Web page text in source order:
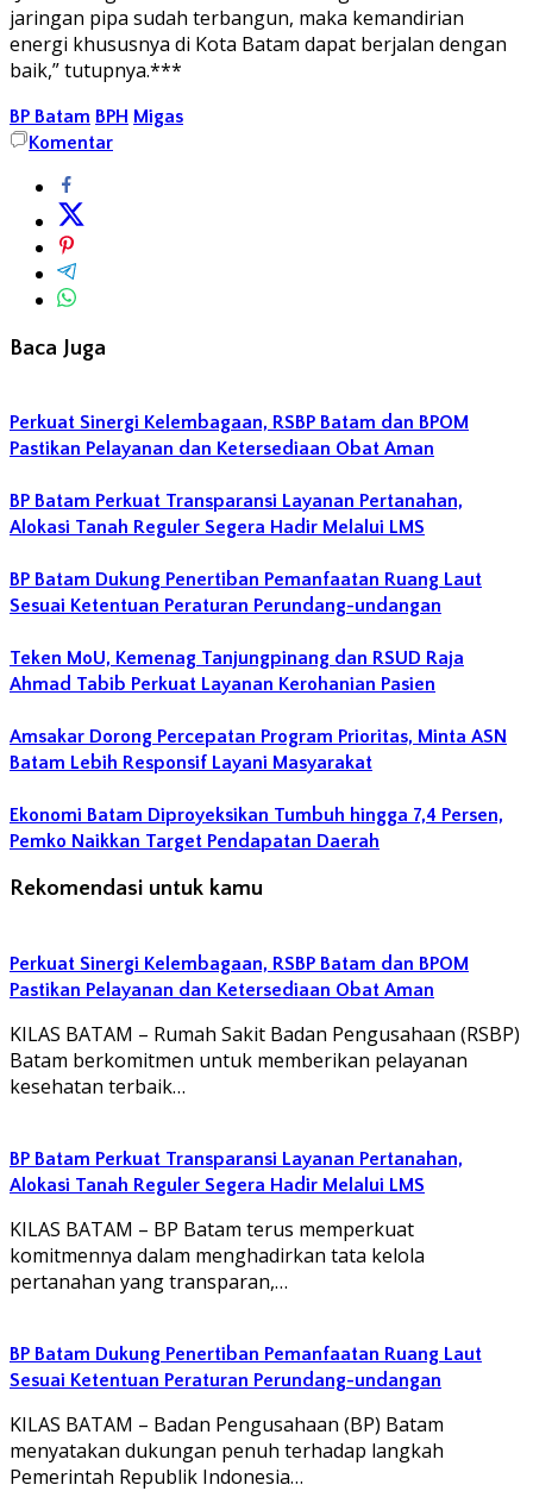
jaringan pipa sudah terbangun, maka kemandirian
energi khususnya di Kota Batam dapat berjalan dengan
baik,” tutupnya.***
BP Batam BPH Migas
Komentar
Baca Juga
Perkuat Sinergi Kelembagaan, RSBP Batam dan BPOM
Pastikan Pelayanan dan Ketersediaan Obat Aman
BP Batam Perkuat Transparansi Layanan Pertanahan,
Alokasi Tanah Reguler Segera Hadir Melalui LMS
BP Batam Dukung Penertiban Pemanfaatan Ruang Laut
Sesuai Ketentuan Peraturan Perundang-undangan
Teken MoU, Kemenag Tanjungpinang dan RSUD Raja
Ahmad Tabib Perkuat Layanan Kerohanian Pasien
Amsakar Dorong Percepatan Program Prioritas, Minta ASN
Batam Lebih Responsif Layani Masyarakat
Ekonomi Batam Diproyeksikan Tumbuh hingga 7,4 Persen,
Pemko Naikkan Target Pendapatan Daerah
Rekomendasi untuk kamu
Perkuat Sinergi Kelembagaan, RSBP Batam dan BPOM
Pastikan Pelayanan dan Ketersediaan Obat Aman
KILAS BATAM – Rumah Sakit Badan Pengusahaan (RSBP)
Batam berkomitmen untuk memberikan pelayanan
kesehatan terbaik…
BP Batam Perkuat Transparansi Layanan Pertanahan,
Alokasi Tanah Reguler Segera Hadir Melalui LMS
KILAS BATAM – BP Batam terus memperkuat
komitmennya dalam menghadirkan tata kelola
pertanahan yang transparan,…
BP Batam Dukung Penertiban Pemanfaatan Ruang Laut
Sesuai Ketentuan Peraturan Perundang-undangan
KILAS BATAM – Badan Pengusahaan (BP) Batam
menyatakan dukungan penuh terhadap langkah
Pemerintah Republik Indonesia…